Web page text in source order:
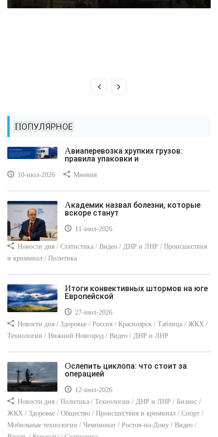
ПОПУЛЯРНОЕ
Авиаперевозка хрупких грузов:
правила упаковки и
10-июл-2026 Мнения
Академик назвал болезни, которые
вскоре станут
11-июл-2026
Новости дня / Статистика / Видео / ДНР и ЛНР / Происшествия
и криминал / Политика
Итоги конвективных штормов на юге
Европейской
27-июл-2026
Новости дня / Здоровье / Россия / Красноярск / Таблица / ЖКХ /
Технологии / Нижний Новгород / Видео / ДНР и ЛНР
Ослепить циклопа: что стоит за
операцией
12-июл-2026
Новости дня / Политика / Технологии / ДНР и ЛНР / Бизнес /
ЖКХ / Здоровье / Общество / Происшествия и криминал / Спорт /
Мобильные технологии / Чемпионат / Ростов-на-Дону / Видео /